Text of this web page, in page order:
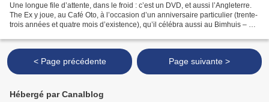
Une longue file d’attente, dans le froid : c’est un DVD, et aussi l’Angleterre.
The Ex y joue, au Café Oto, à l’occasion d’un anniversaire particulier (trente-
trois années et quatre mois d’existence), qu’il célébra aussi au Bimhuis – un
< Page précédente Page suivante >
Hébergé par Canalblog